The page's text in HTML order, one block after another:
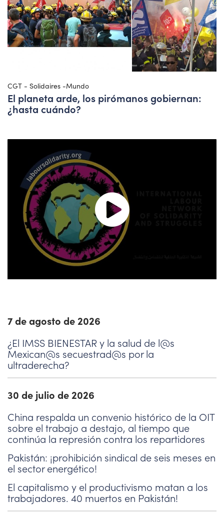
CGT - Solidaires -Mundo
El planeta arde, los pirómanos gobiernan:
¿hasta cuándo?
7 de agosto de 2026
¿El IMSS BIENESTAR y la salud de l@s
Mexican@s secuestrad@s por la
ultraderecha?
30 de julio de 2026
China respalda un convenio histórico de la OIT
sobre el trabajo a destajo, al tiempo que
continúa la represión contra los repartidores
Pakistán: ¡prohibición sindical de seis meses en
el sector energético!
El capitalismo y el productivismo matan a los
trabajadores. 40 muertos en Pakistán!